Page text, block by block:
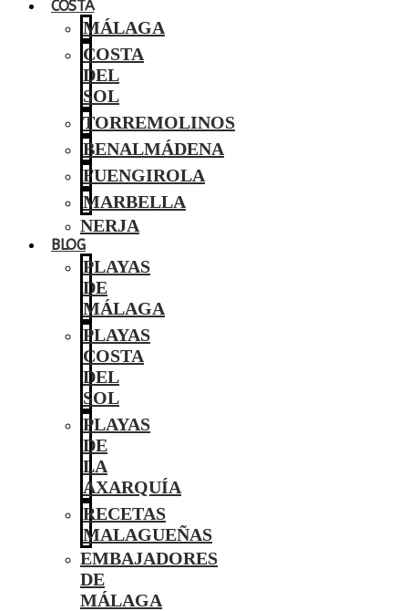
COSTA
MÁLAGA
COSTA
DEL
SOL
TORREMOLINOS
BENALMÁDENA
FUENGIROLA
MARBELLA
NERJA
BLOG
PLAYAS
DE
MÁLAGA
PLAYAS
COSTA
DEL
SOL
PLAYAS
DE
LA
AXARQUÍA
RECETAS
MALAGUEÑAS
EMBAJADORES
DE
MÁLAGA